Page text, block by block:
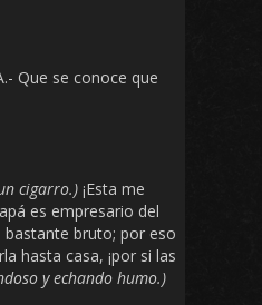
Que se conoce que
cigarro.) ¡Esta me
es empresario del
bruto; por eso
hasta casa, ¡por si las
y echando humo.)